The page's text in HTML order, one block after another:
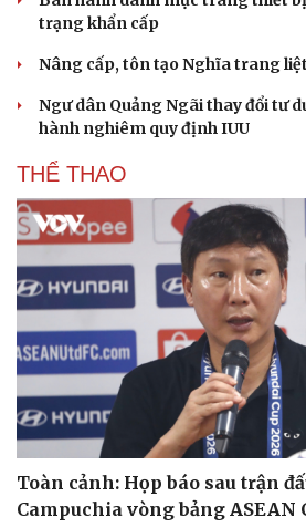
trạng khẩn cấp
Nâng cấp, tôn tạo Nghĩa trang
Ngư dân Quảng Ngãi thay đổi tư
hành nghiêm quy định IUU
THỂ THAO
Toàn cảnh: Họp báo sau trận
Campuchia vòng bảng ASEAN